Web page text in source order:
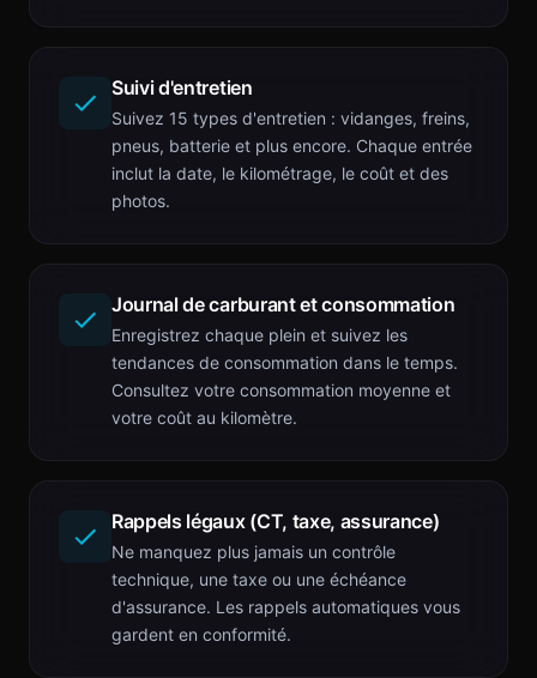
Suivi d'entretien
Suivez 15 types d'entretien : vidanges, freins,
pneus, batterie et plus encore. Chaque entrée
inclut la date, le kilométrage, le coût et des
photos.
Journal de carburant et consommation
Enregistrez chaque plein et suivez les
tendances de consommation dans le temps.
Consultez votre consommation moyenne et
votre coût au kilomètre.
Rappels légaux (CT, taxe, assurance)
Ne manquez plus jamais un contrôle
technique, une taxe ou une échéance
d'assurance. Les rappels automatiques vous
gardent en conformité.